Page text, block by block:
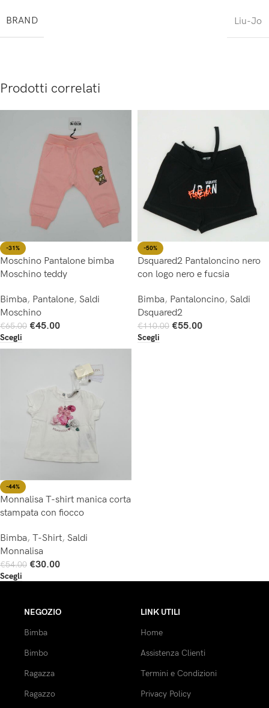
BRAND Liu-Jo
Prodotti correlati
-31%
Moschino Pantalone bimba
Moschino teddy
Bimba, Pantalone, Saldi
Moschino
€65.00 €45.00
Scegli
-50%
Dsquared2 Pantaloncino nero
con logo nero e fucsia
Bimba, Pantaloncino, Saldi
Dsquared2
€110.00 €55.00
Scegli
-44%
Monnalisa T-shirt manica corta
stampata con fiocco
Bimba, T-Shirt, Saldi
Monnalisa
€54.00 €30.00
Scegli
NEGOZIO
Bimba
Bimbo
Ragazza
Ragazzo
LINK UTILI
Home
Assistenza Clienti
Termini e Condizioni
Privacy Policy